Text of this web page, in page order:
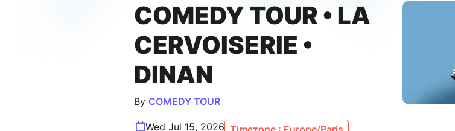
COMEDY TOUR • LA
CERVOISERIE •
DINAN
By COMEDY TOUR
Wed Jul 15, 2026